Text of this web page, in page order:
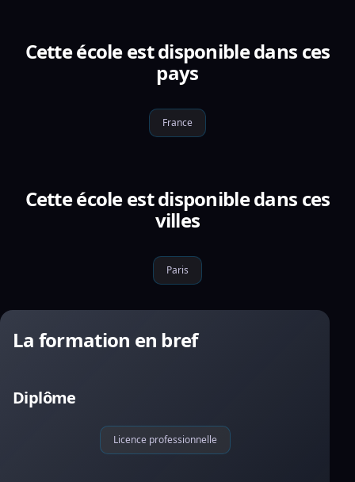
Cette école est disponible dans ces
pays
France
Cette école est disponible dans ces
villes
Paris
La formation en bref
Diplôme
Licence professionnelle